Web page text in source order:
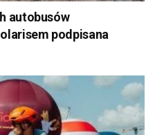
autobusów
podpisana